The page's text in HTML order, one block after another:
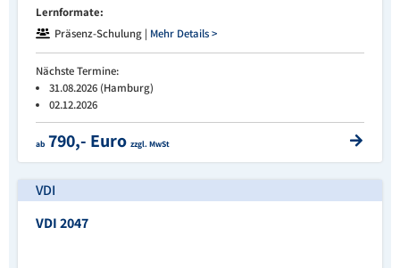
Lernformate:
Präsenz-Schulung | Mehr Details >
Nächste Termine:
31.08.2026 (Hamburg)
02.12.2026
ab 790,- Euro zzgl. MwSt
VDI
VDI 2047